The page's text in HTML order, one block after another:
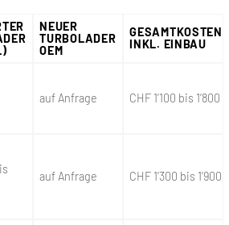
NEUER
TURBOLADER
OEM
GESAMTKOSTEN
INKL. EINBAU
auf Anfrage CHF 1’100 bis 1’800
auf Anfrage CHF 1’300 bis 1’900